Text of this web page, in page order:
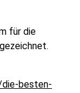
für die
besten-